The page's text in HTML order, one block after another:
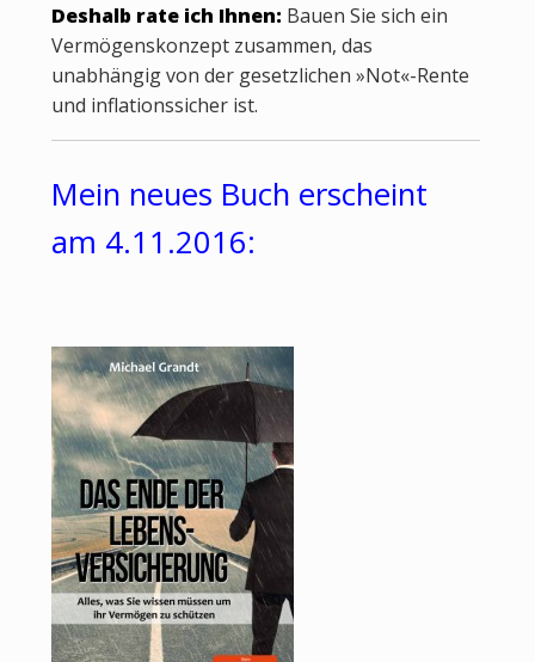
Deshalb rate ich Ihnen: Bauen Sie sich ein
Vermögenskonzept zusammen, das
unabhängig von der gesetzlichen »Not«-Rente
und inflationssicher ist.
Mein neues Buch erscheint
am 4.11.2016: